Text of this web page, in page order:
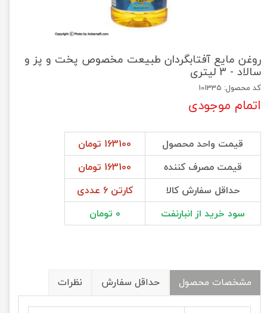
روغن مایع آفتابگردان طبیعت مخصوص پخت و پز و
سالاد - 3 لیتری
کد محصول: 101335
اتمام موجودی
قیمت واحد محصول
163100 تومان
قیمت مصرف کننده
163100 تومان
حداقل سفارش کالا
کارتن 6 عددی
سود خرید از انبارنفت
0 تومان
مشخصات محصول حداقل سفارش نظرات